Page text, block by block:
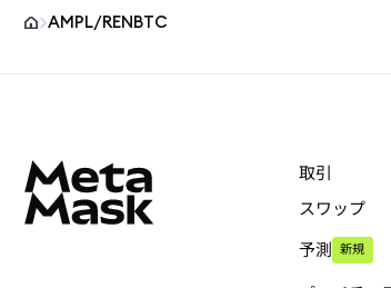
AMPL/RENBTC
取引
スワップ
予測 新規